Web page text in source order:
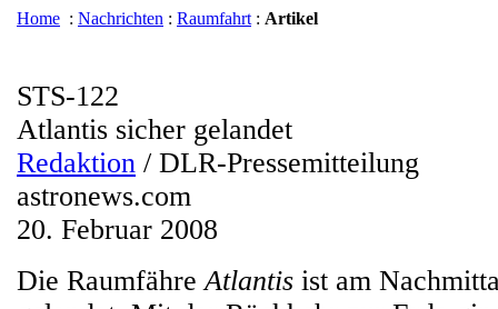
Home : Nachrichten : Raumfahrt : Artikel
STS-122
Atlantis sicher gelandet
Redaktion / DLR-Pressemitteilung
astronews.com
20. Februar 2008
Die RaumfähreAtlantis ist am